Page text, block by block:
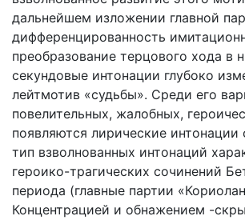
дальнейшем изложе­нии главной
дифференцированность
преобразование терцового хода в
секундовые интонации глубоко
лейтмотив «судь­бы». Среди его
повелительных, жалобных,
появляются лирические интонации
тип взволнованных интонаций
героико-трагических сочинений
периода (главные пар­тии
Концентрацией и обнажением -